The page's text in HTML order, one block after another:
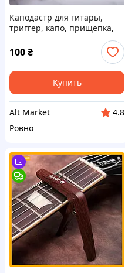
Каподастр для гитары,
триггер, капо, прищепка,
универсальный, металл
100₴
Купить
Alt Market
4.8
Ровно